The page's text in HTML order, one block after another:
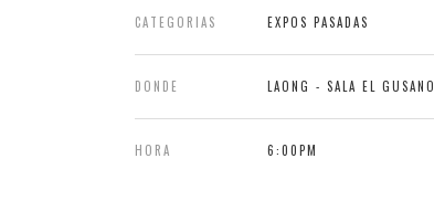
CATEGORIAS EXPOS PASADAS
DONDE LAONG - SALA EL GUSANO
HORA 6:00PM